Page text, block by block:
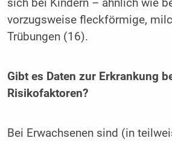
sich bei Kindern – ähnlich wie
vorzugsweise fleckförmige,
Trübungen (16).
Gibt es Daten zur Erkrankung
Risikofaktoren?
Bei Erwachsenen sind (in